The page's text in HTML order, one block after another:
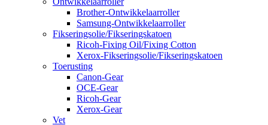
Brother-Ontwikkelaarroller
Samsung-Ontwikkelaarroller
Fikseringsolie/Fikseringskatoen
Ricoh-Fixing Oil/Fixing Cotton
Xerox-Fikseringsolie/Fikseringskatoen
Toerusting
Canon-Gear
OCE-Gear
Ricoh-Gear
Xerox-Gear
Vet